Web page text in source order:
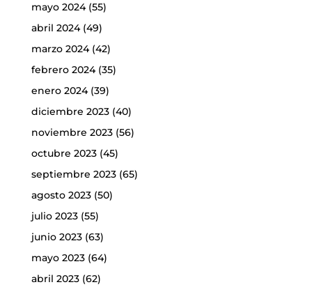
mayo 2024(55)
abril 2024(49)
marzo 2024(42)
febrero 2024(35)
enero 2024(39)
diciembre 2023(40)
noviembre 2023(56)
octubre 2023(45)
septiembre 2023(65)
agosto 2023(50)
julio 2023(55)
junio 2023(63)
mayo 2023(64)
abril 2023(62)